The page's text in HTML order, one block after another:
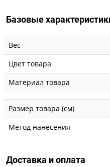
Базовые
Вес
Цвет товара
Материал товара
Размер товара (см)
Метод нанесения
Доставка и оплата